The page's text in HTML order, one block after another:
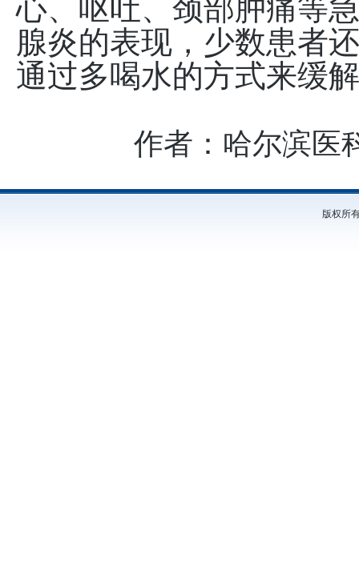
心、呕吐、颈部肿痛等
腺炎的表现，少数患者
通过多喝水的方式来缓
作者：哈尔滨医
版权所